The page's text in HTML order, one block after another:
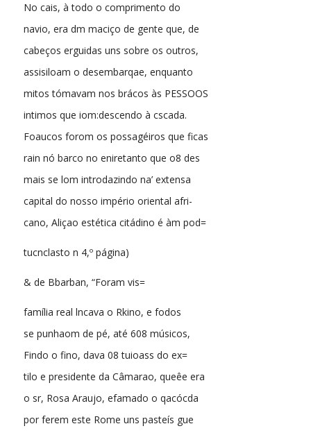
No cais, à todo o comprimento do
navio, era dm maciço de gente que, de
cabeços erguidas uns sobre os outros,
assisiloam o desembarqae, enquanto
mitos tómavam nos brácos às PESSOOS
intimos que iom:descendo à cscada.
Foaucos forom os possagéiros que ficas
rain nó barco no eniretanto que o8 des
mais se lom introdazindo na’ extensa
capital do nosso império oriental afri-
cano, Aliçao estética citádino é àm pod=
tucnclasto n 4,º página)
& de Bbarban, “Foram vis=
família real lncava o Rkino, e fodos
se punhaom de pé, até 608 músicos,
Findo o fino, dava 08 tuioass do ex=
tilo e presidente da Câmarao, queêe era
o sr, Rosa Araujo, efamado o qacócda
por ferem este Rome uns pasteís gue